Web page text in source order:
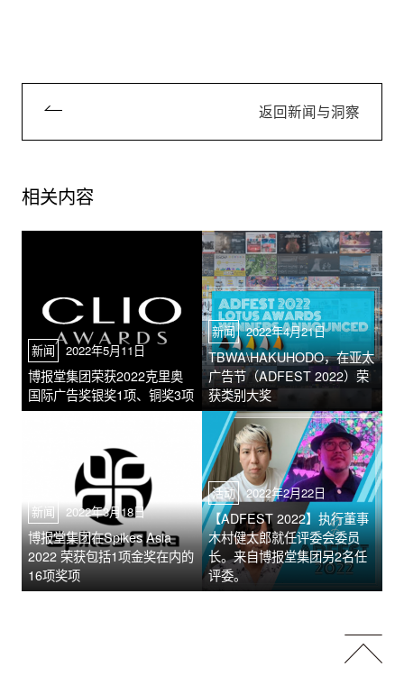
返回新闻与洞察
相关内容
新闻 2022年5月11日
博报堂集团荣获2022克里奥
国际广告奖银奖1项、铜奖3项
新闻 2022年4月21日
TBWA\HAKUHODO，在亚太
广告节（ADFEST 2022）荣
获类别大奖
新闻 2022年3月18日
博报堂集团在Spikes Asia
2022 荣获包括1项金奖在内的
16项奖项
活动 2022年2月22日
【ADFEST 2022】执行董事
木村健太郎就任评委会委员
长。来自博报堂集团另2名任
评委。